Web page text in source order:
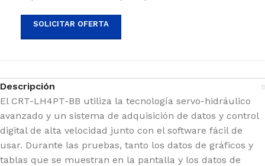
SOLICITAR OFERTA
Descripción
El CRT-LH4PT-BB utiliza la tecnología servo-hidráulico
avanzado y un sistema de adquisición de datos y control
digital de alta velocidad junto con el software fácil de
usar. Durante las pruebas, tanto los datos de gráficos y
tablas que se muestran en la pantalla y los datos de